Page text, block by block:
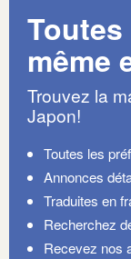
même
Trouvez la
Japon!
Toutes les
Annonces
Traduites en
Recherchez
Recevez nos